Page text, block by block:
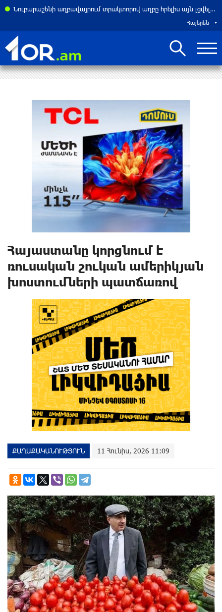
Նուբարաշենի աղբավայրում տրակտորով աղբը հրելիս այն լցվել է 29-ամյա աշխատակցի վրա. վերջինս մահացել է
Հայերեն
Հայաստանը կորցնում է
ռուսական շուկան ամերիկյան
խոստումների պատճառով
ՔԱՂԱՔԱԿԱՆՈՒԹՅՈՒՆ 11 Հունիս, 2026 11:09